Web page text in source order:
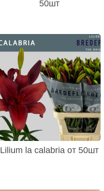
50шт
Lilium la calabria от 50шт